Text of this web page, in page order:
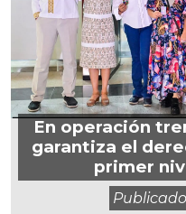
En operación
garantiza el
primer